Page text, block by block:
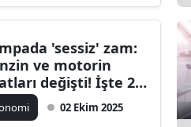
'sessiz' zam:
ve motorin
değişti! İşte 2
güncel akaryakıt
02 Ekim 2025